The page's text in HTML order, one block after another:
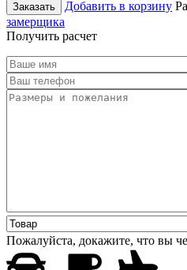
Заказать Добавить в корзину
замерщика
Получить расчет
Пожалуйста, докажите, что вы